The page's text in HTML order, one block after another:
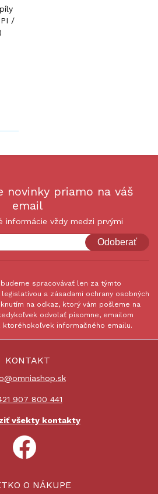
/
novinky priamo na váš
email
informácie vždy medzi prvými
Odoberať
spracovávať len za týmto
a zásadami ochrany osobných
na odkaz, ktorý vám pošleme na
odvolať písomne, emailom
informačného emailu.
KONTAKT
907 800 441
všekty kontakty
O NÁKUPE